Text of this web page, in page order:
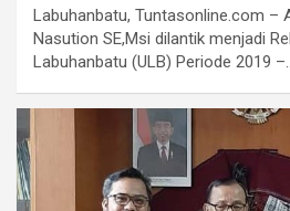
Labuhanbatu, Tuntasonline.com –
Nasution SE,Msi dilantik menjadi
Labuhanbatu (ULB) Periode 2019